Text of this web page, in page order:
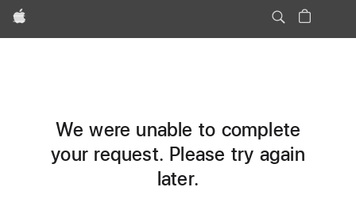
Apple
We were unable to complete
your request. Please try again
later.